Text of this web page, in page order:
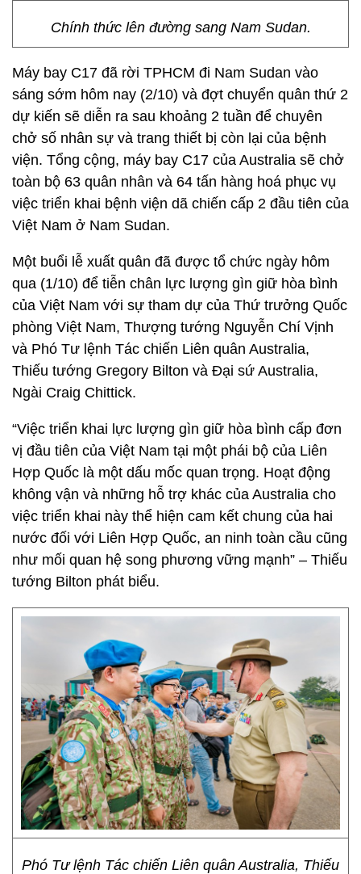
Chính thức lên đường sang Nam Sudan.
Máy bay C17 đã rời TPHCM đi Nam Sudan vào
sáng sớm hôm nay (2/10) và đợt chuyển quân thứ 2
dự kiến sẽ diễn ra sau khoảng 2 tuần để chuyên
chở số nhân sự và trang thiết bị còn lại của bệnh
viện. Tổng cộng, máy bay C17 của Australia sẽ chở
toàn bộ 63 quân nhân và 64 tấn hàng hoá phục vụ
việc triển khai bệnh viện dã chiến cấp 2 đầu tiên của
Việt Nam ở Nam Sudan.
Một buổi lễ xuất quân đã được tổ chức ngày hôm
qua (1/10) để tiễn chân lực lượng gìn giữ hòa bình
của Việt Nam với sự tham dự của Thứ trưởng Quốc
phòng Việt Nam, Thượng tướng Nguyễn Chí Vịnh
và Phó Tư lệnh Tác chiến Liên quân Australia,
Thiếu tướng Gregory Bilton và Đại sứ Australia,
Ngài Craig Chittick.
“Việc triển khai lực lượng gìn giữ hòa bình cấp đơn
vị đầu tiên của Việt Nam tại một phái bộ của Liên
Hợp Quốc là một dấu mốc quan trọng. Hoạt động
không vận và những hỗ trợ khác của Australia cho
việc triển khai này thể hiện cam kết chung của hai
nước đối với Liên Hợp Quốc, an ninh toàn cầu cũng
như mối quan hệ song phương vững mạnh” – Thiếu
tướng Bilton phát biểu.
Phó Tư lệnh Tác chiến Liên quân Australia, Thiếu